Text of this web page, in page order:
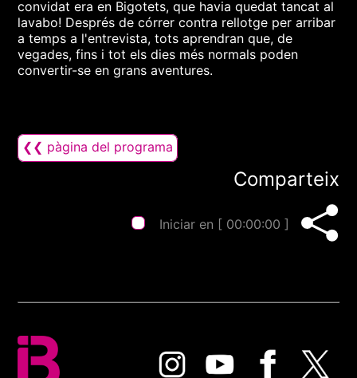
convidat era en Bigotets, que havia quedat tancat al
lavabo! Després de córrer contra rellotge per arribar
a temps a l'entrevista, tots aprendran que, de
vegades, fins i tot els dies més normals poden
convertir-se en grans aventures.
❮❮ pàgina del programa
Comparteix
Iniciar en [ 00:00:00 ]